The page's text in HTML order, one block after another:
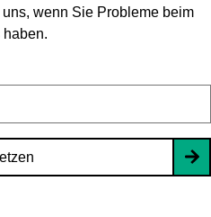
wenn Sie Probleme beim